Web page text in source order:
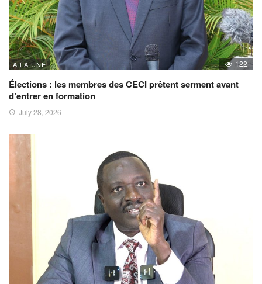
A LA UNE 122
Élections : les membres des CECI prêtent serment avant
d’entrer en formation
July 28, 2026